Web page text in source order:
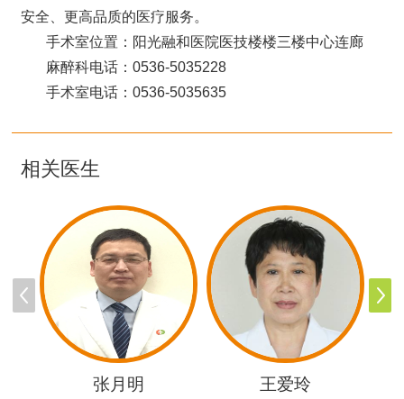
安全、更高品质的医疗服务。
手术室位置：阳光融和医院医技楼楼三楼中心连廊
麻醉科电话：0536-5035228
手术室电话：0536-5035635
相关医生
张月明 王爱玲